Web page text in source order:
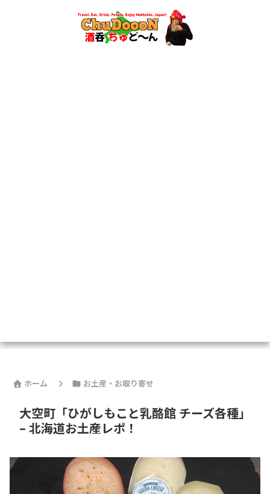
ホーム お土産・お取り寄せ
大空町「ひがしもこと乳酪館 チーズ各種」
– 北海道お土産レポ！